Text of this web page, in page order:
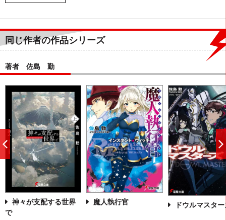
同じ作者の作品シリーズ
著者 佐島 勤
神々が支配する世界
で
魔人執行官 ドウルマスター
前